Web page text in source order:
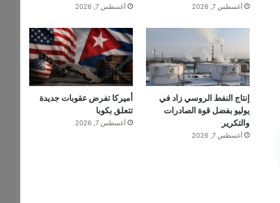
أغسطس 7, 2026 أغسطس 7, 2026
إنتاج النفط الروسي زاد في
يوليو بفضل قوة الصادرات
والتكرير
أغسطس 7, 2026
أميركا تفرض عقوبات جديدة
تتعلق بكوبا
أغسطس 7, 2026